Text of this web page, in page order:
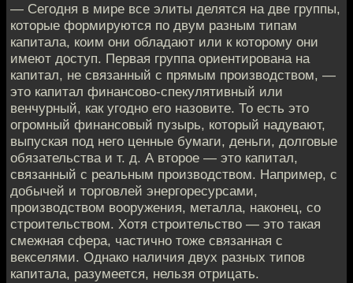
— Сегодня в мире все элиты делятся на две группы,
которые формируются по двум разным типам
капитала, коим они обладают или к которому они
имеют доступ. Первая группа ориентирована на
капитал, не связанный с прямым производством, —
это капитал финансово-спекулятивный или
венчурный, как угодно его назовите. То есть это
огромный финансовый пузырь, который надувают,
выпуская под него ценные бумаги, деньги, долговые
обязательства и т. д. А второе — это капитал,
связанный с реальным производством. Например, с
добычей и торговлей энергоресурсами,
производством вооружения, металла, наконец, со
строительством. Хотя строительство — это такая
смежная сфера, частично тоже связанная с
векселями. Однако наличия двух разных типов
капитала, разумеется, нельзя отрицать.